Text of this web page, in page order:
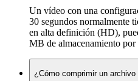
Un vídeo con una
30 segundos normalmente
en alta definición (HD),
MB de almacenamiento por
¿Cómo comprimir un